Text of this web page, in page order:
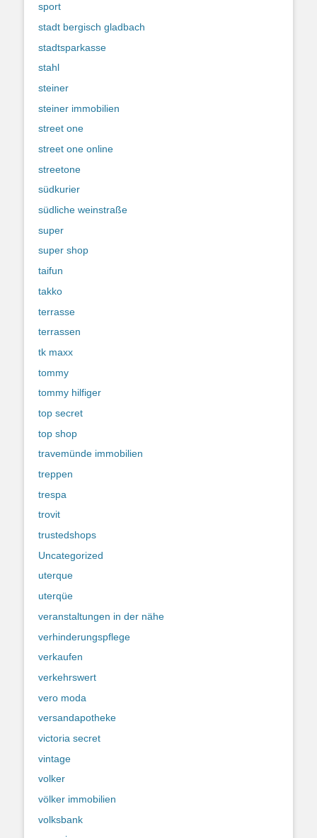
sport
stadt bergisch gladbach
stadtsparkasse
stahl
steiner
steiner immobilien
street one
street one online
streetone
südkurier
südliche weinstraße
super
super shop
taifun
takko
terrasse
terrassen
tk maxx
tommy
tommy hilfiger
top secret
top shop
travemünde immobilien
treppen
trespa
trovit
trustedshops
Uncategorized
uterque
uterqüe
veranstaltungen in der nähe
verhinderungspflege
verkaufen
verkehrswert
vero moda
versandapotheke
victoria secret
vintage
volker
völker immobilien
volksbank